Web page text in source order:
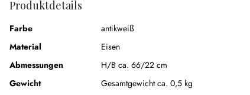
Produktdetails
Farbe
antikweiß
Material
Eisen
Abmessungen
H/B ca. 66/22 cm
Gewicht
Gesamtgewicht ca. 0,5 kg